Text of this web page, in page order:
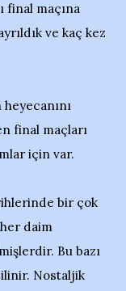
final maçına
ve kaç kez
final maçları
için var.
bir çok
daim
Bu bazı
Nostaljik